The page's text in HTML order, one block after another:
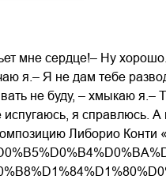
14:00
мне сердце!– Ну
я.– Я не дам тебе
не буду, – хмыкаю я.–
я справлюсь.
Либорио Конти